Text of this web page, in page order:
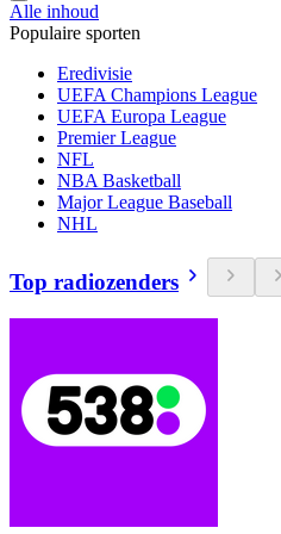
Alle inhoud
Populaire sporten
Eredivisie
UEFA Champions League
UEFA Europa League
Premier League
NFL
NBA Basketball
Major League Baseball
NHL
Top radiozenders